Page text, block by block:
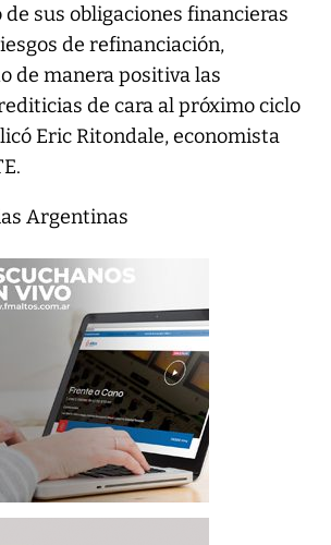
sus obligaciones financieras
de refinanciación,
de manera positiva las
de cara al próximo ciclo
Eric Ritondale, economista
Argentinas